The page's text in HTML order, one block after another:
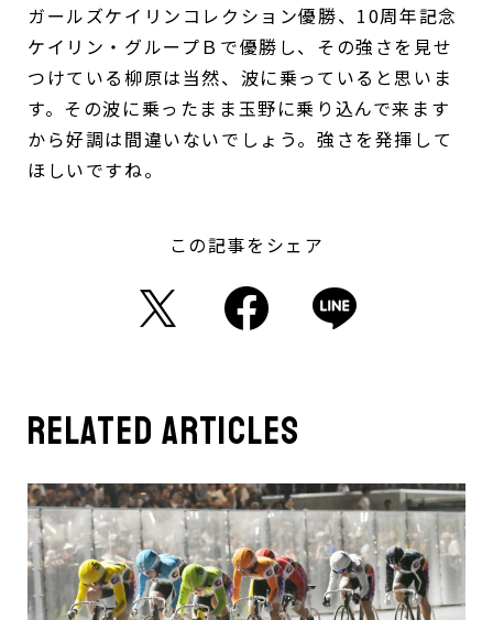
ガールズケイリンコレクション優勝、10周年記念
ケイリン・グループＢで優勝し、その強さを見せ
つけている柳原は当然、波に乗っていると思いま
す。その波に乗ったまま玉野に乗り込んで来ます
から好調は間違いないでしょう。強さを発揮して
ほしいですね。
この記事をシェア
related articles